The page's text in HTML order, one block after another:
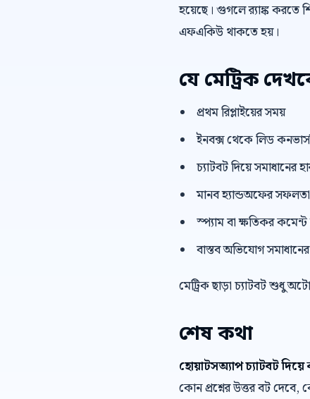
হয়েছে। গুগলে র‍্যাঙ্ক করতে
এফএকিউ থাকতে হয়।
যে মেট্রিক
প্রথম রিপ্লাইয়ের সময়
ইনবক্স থেকে লিড
চ্যাটবট দিয়ে সমাধানের
মানব হ্যান্ডঅফের সফলতা
স্প্যাম বা ক্ষতিকর কমেন্ট
বাস্তব অভিযোগ
মেট্রিক ছাড়া চ্যাটবট শুধু
শেষ কথা
হোয়াটসঅ্যাপ চ্যাটবট
কোন প্রশ্নের উত্তর বট